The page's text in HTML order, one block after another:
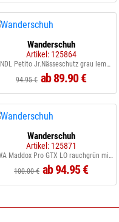
Wanderschuh
Artikel: 125864
MEINDL Petito Jr.Nässeschutz grau lemon
94.95 € ab 89.90 €
Wanderschuh
Artikel: 125871
LOWA Maddox Pro GTX LO rauchgrün mint grün
100.00 € ab 94.95 €